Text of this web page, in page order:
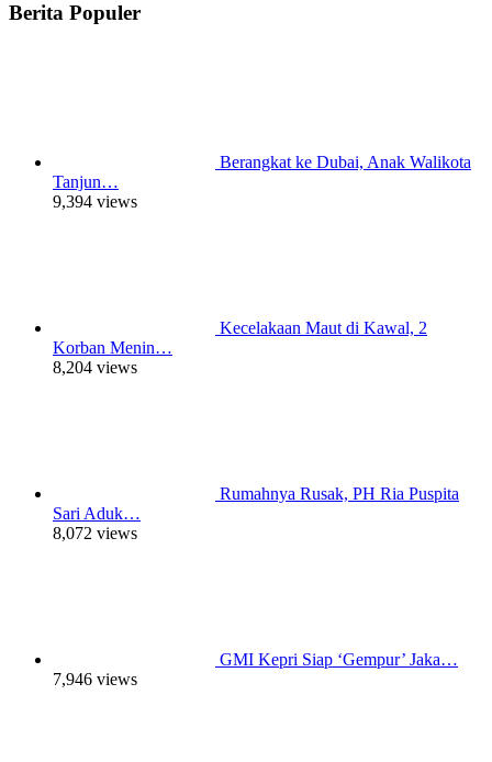
Berita Populer
Berangkat ke Dubai, Anak Walikota
Tanjun…
9,394 views
Kecelakaan Maut di Kawal, 2
Korban Menin…
8,204 views
Rumahnya Rusak, PH Ria Puspita
Sari Aduk…
8,072 views
GMI Kepri Siap ‘Gempur’ Jaka…
7,946 views